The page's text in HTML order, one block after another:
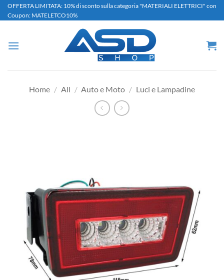
Salta
ai
OFFERTA LIMITATA: 10% di sconto sulla categoria "MATERIALI ELETTRICI" con
Coupon: MATELETCO10%
Home / All / Auto e Moto / Luci e Lampadine